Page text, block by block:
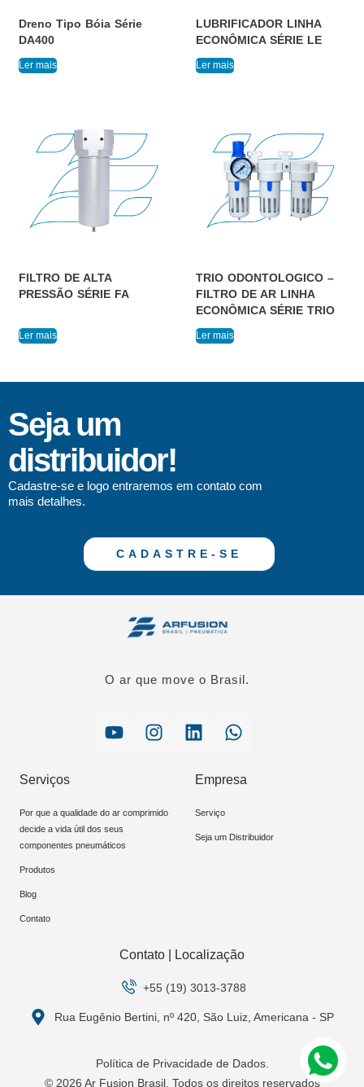
Dreno Tipo Bóia Série
DA400
Ler mais
LUBRIFICADOR LINHA
ECONÔMICA SÉRIE LE
Ler mais
FILTRO DE ALTA
PRESSÃO SÉRIE FA
Ler mais
TRIO ODONTOLOGICO –
FILTRO DE AR LINHA
ECONÔMICA SÉRIE TRIO
Ler mais
Seja um
distribuidor!
Cadastre-se e logo entraremos em contato com
mais detalhes.
CADASTRE-SE
O ar que move o Brasil.
Serviços
Por que a qualidade do ar comprimido
decide a vida útil dos seus
componentes pneumáticos
Produtos
Blog
Contato
Empresa
Serviço
Seja um Distribuidor
Contato | Localização
+55 (19) 3013-3788
Rua Eugênio Bertini, nº 420, São Luiz, Americana - SP
Política de Privacidade de Dados.
© 2026 Ar Fusion Brasil. Todos os direitos reservados